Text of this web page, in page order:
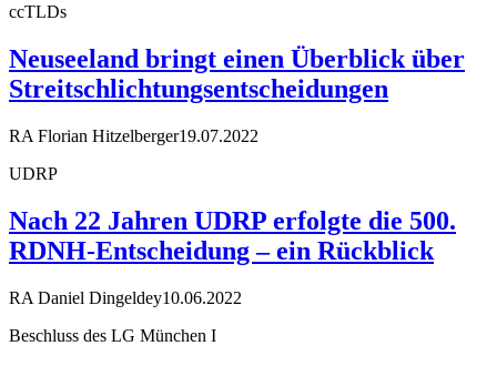
ccTLDs
Neuseeland bringt einen Überblick über
Streitschlichtungsentscheidungen
RA Florian Hitzelberger19.07.2022
UDRP
Nach 22 Jahren UDRP erfolgte die 500.
RDNH-Entscheidung – ein Rückblick
RA Daniel Dingeldey10.06.2022
Beschluss des LG München I